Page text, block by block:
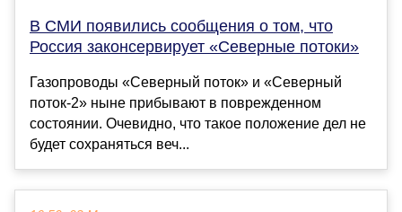
В СМИ появились сообщения о том, что
Россия законсервирует «Северные потоки»
Газопроводы «Северный поток» и «Северный
поток-2» ныне прибывают в поврежденном
состоянии. Очевидно, что такое положение дел не
будет сохраняться веч...